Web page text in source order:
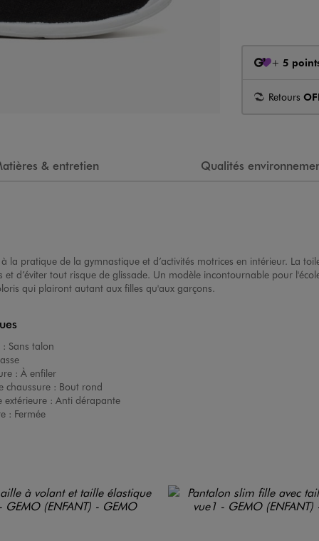
+ 5
Retours
& entretien Qualités
la pratique de la gymnastique et d’activités motrices en intérieur. La
d’éviter tout risque de glissade. Un modèle incontournable pour
qui plairont autant aux filles qu'aux garçons.
: Sans talon
: À enfiler
chaussure : Bout rond
extérieure : Anti dérapante
: Fermée